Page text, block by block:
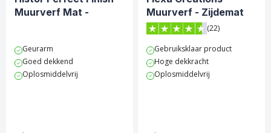
Muurverf Mat -
Geurarm
Goed dekkend
Oplosmiddelvrij
Muurverf - Zijdemat
(22)
Gebruiksklaar product
Hoge dekkracht
Oplosmiddelvrij